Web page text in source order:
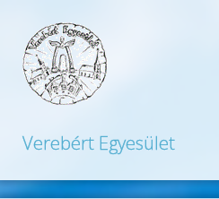
Verebért Egyesület